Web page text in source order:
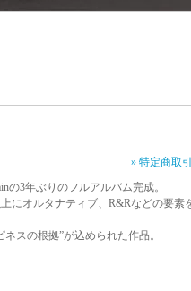
» 特定商取
の3年ぶりのフルアルバム完成。
にオルタナティブ、R&Rなどの要素
スの根拠”が込められた作品。